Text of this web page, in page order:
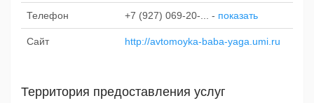
Телефон +7 (927) 069-20-... - показать
Сайт http://avtomoyka-baba-yaga.umi.ru
Территория предоставления услуг